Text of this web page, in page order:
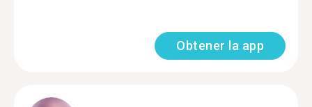
Obtener la app